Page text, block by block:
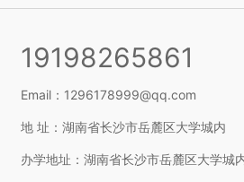
19198265861
Email：1296178999@qq.com
地 址：湖南省长沙市岳麓区大学城内
办学地址：湖南省长沙市岳麓区大学城